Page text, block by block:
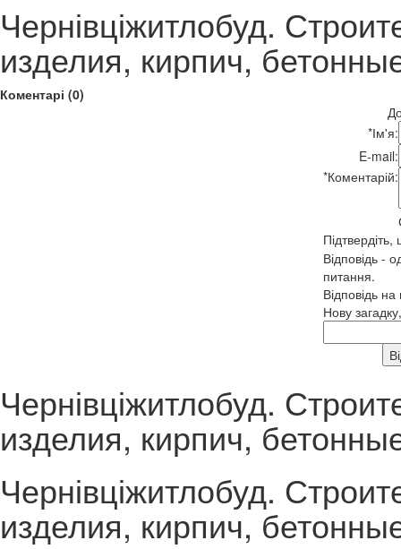
Чернівціжитлобуд.
изделия, кирпич,
Коментарі (0)
*Ім'я:
E-mail:
*Коментарій:
Відповідь -
питання.
Відповідь
Нову
Чернівціжитлобуд.
изделия, кирпич,
Чернівціжитлобуд.
изделия, кирпич,